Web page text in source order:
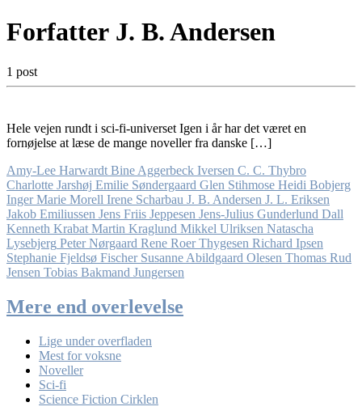
Forfatter J. B. Andersen
1 post
Hele vejen rundt i sci-fi-universet Igen i år har det været en
fornøjelse at læse de mange noveller fra danske […]
Amy-Lee Harwardt Bine Aggerbeck Iversen C. C. Thybro
Charlotte Jarshøj Emilie Søndergaard Glen Stihmose Heidi Bobjerg
Inger Marie Morell Irene Scharbau J. B. Andersen J. L. Eriksen
Jakob Emiliussen Jens Friis Jeppesen Jens-Julius Gunderlund Dall
Kenneth Krabat Martin Kraglund Mikkel Ulriksen Natascha
Lysebjerg Peter Nørgaard Rene Roer Thygesen Richard Ipsen
Stephanie Fjeldsø Fischer Susanne Abildgaard Olesen Thomas Rud
Jensen Tobias Bakmand Jungersen
Mere end overlevelse
Lige under overfladen
Mest for voksne
Noveller
Sci-fi
Science Fiction Cirklen